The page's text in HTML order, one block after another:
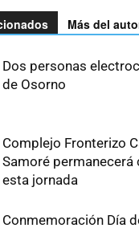
Más del
Dos personas
de Osorno
Complejo Fronterizo
Samoré permanecerá
esta jornada
Conmemoración Día